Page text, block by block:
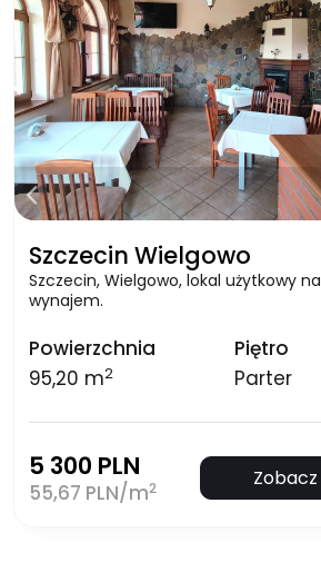
Szczecin Wielgowo
Szczecin, Wielgowo, lokal użytkowy na
wynajem.
Powierzchnia
95,20 m2
Piętro
Parter
5 300 PLN
55,67 PLN/m2 Zobacz